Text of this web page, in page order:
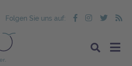
Folgen Sie uns auf: